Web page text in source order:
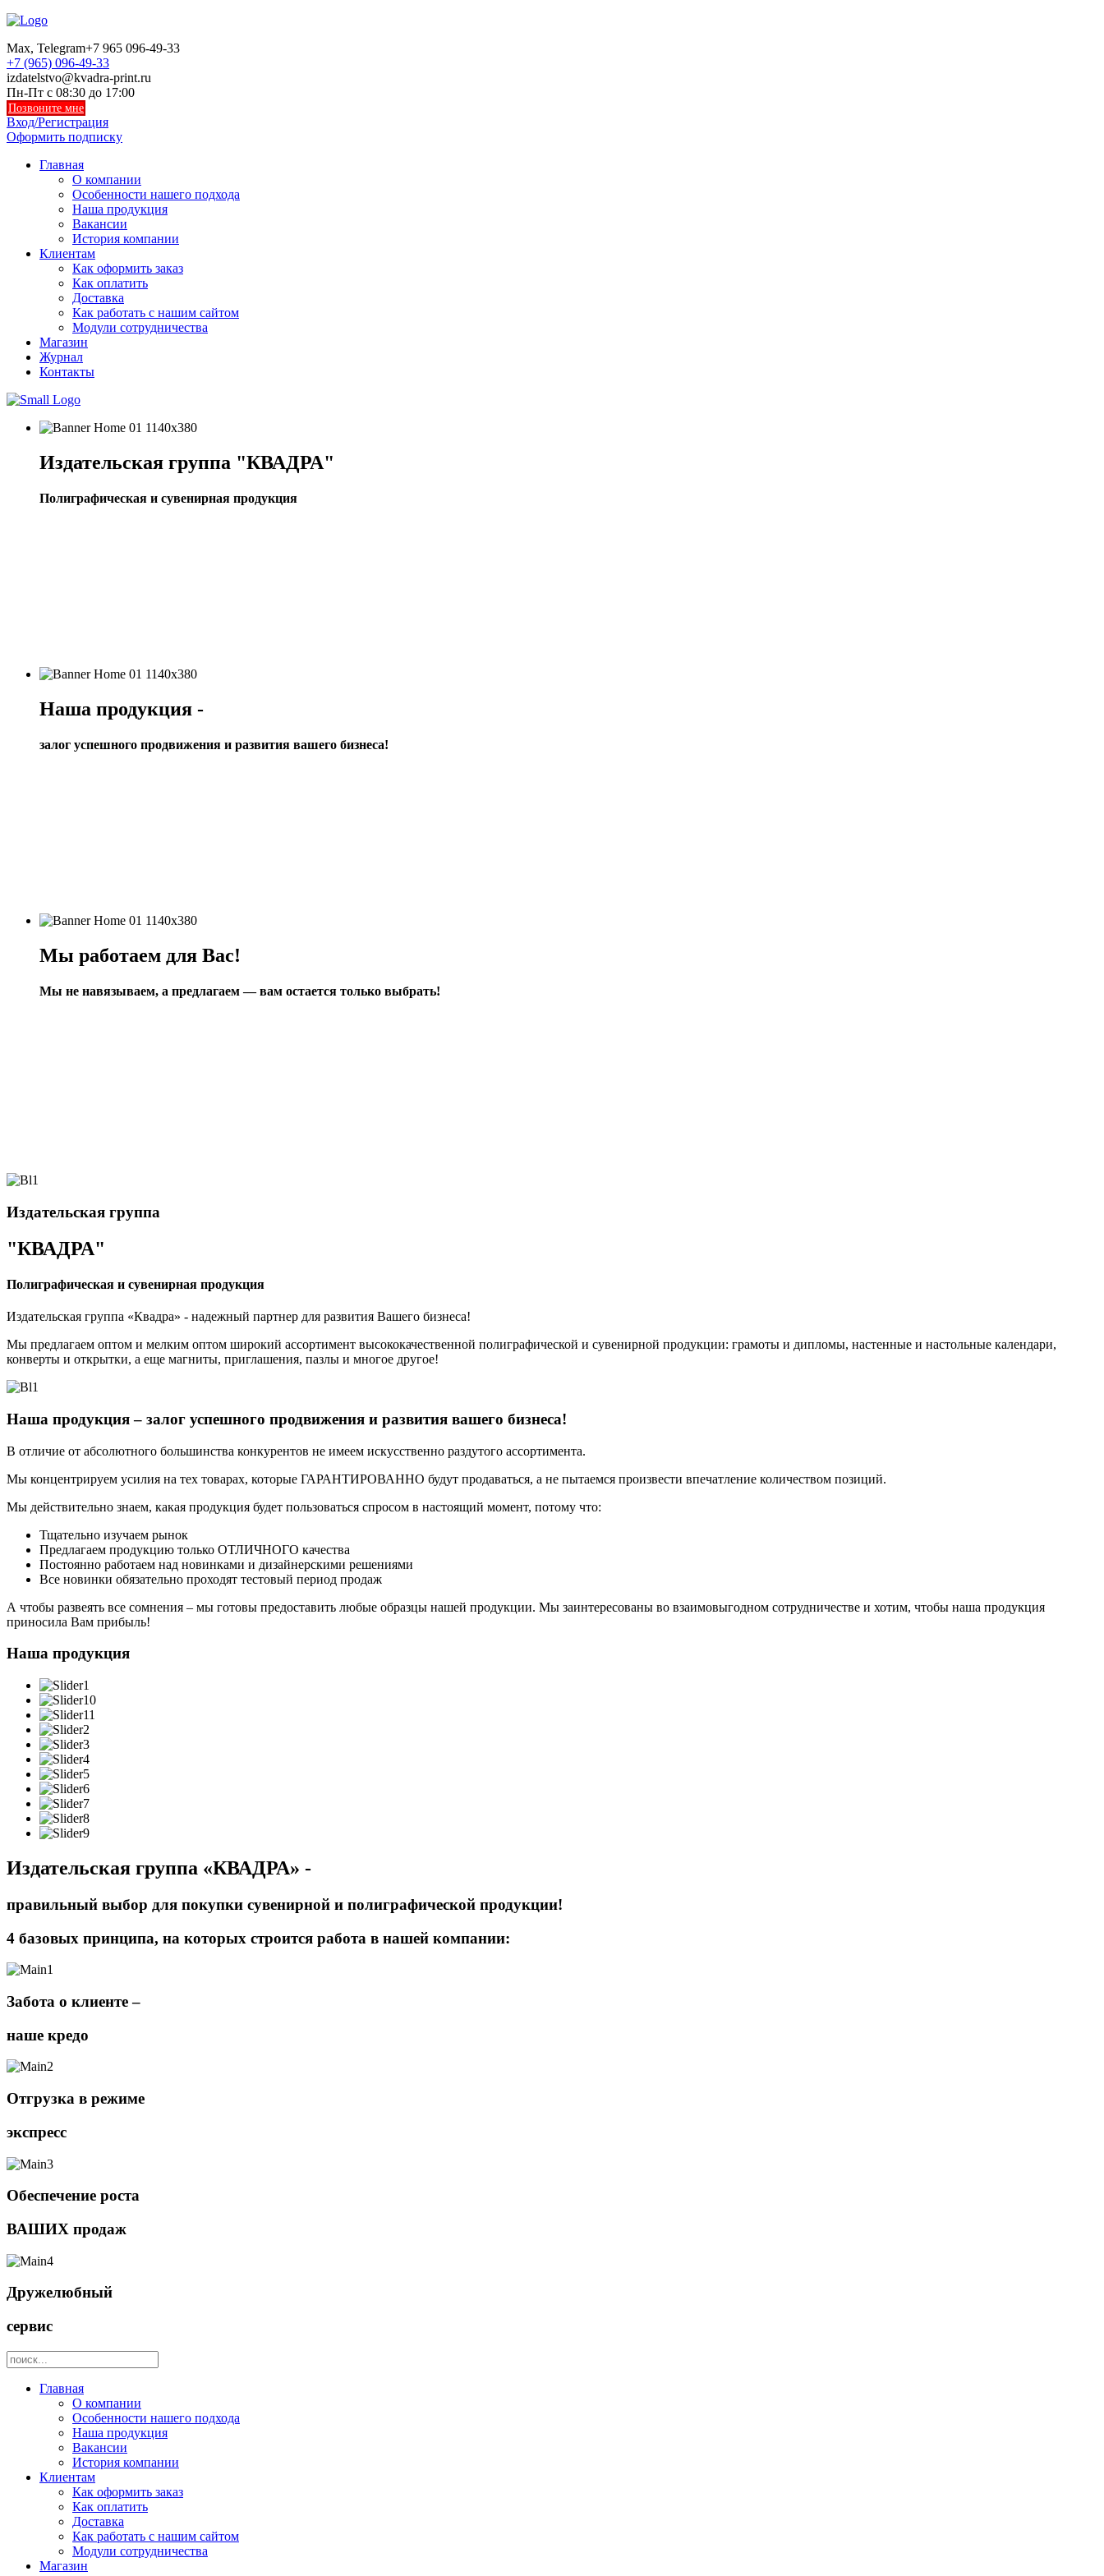
Max, Telegram+7 965 096-49-33
+7 (965) 096-49-33
izdatelstvo@kvadra-print.ru
Пн-Пт с 08:30 до 17:00
Позвоните мне
Вход/Регистрация
Оформить подписку
Главная
О компании
Особенности нашего подхода
Наша продукция
Вакансии
История компании
Клиентам
Как оформить заказ
Как оплатить
Доставка
Как работать с нашим сайтом
Модули сотрудничества
Магазин
Журнал
Контакты
Издательская группа "КВАДРА"
Полиграфическая и сувенирная продукция
Наша продукция -
залог успешного продвижения и развития вашего бизнеса!
Мы работаем для Вас!
Мы не навязываем, а предлагаем — вам остается только выбрать!
Издательская группа
"КВАДРА"
Полиграфическая и сувенирная продукция
Издательская группа «Квадра» - надежный партнер для развития Вашего бизнеса!
Мы предлагаем оптом и мелким оптом широкий ассортимент высококачественной полиграфической и сувенирной продукции: грамоты и дипломы, настенные и настольные календари,
конверты и открытки, а еще магниты, приглашения, пазлы и многое другое!
Наша продукция – залог успешного продвижения и развития вашего бизнеса!
В отличие от абсолютного большинства конкурентов не имеем искусственно раздутого ассортимента.
Мы концентрируем усилия на тех товарах, которые ГАРАНТИРОВАННО будут продаваться, а не пытаемся произвести впечатление количеством позиций.
Мы действительно знаем, какая продукция будет пользоваться спросом в настоящий момент, потому что:
Тщательно изучаем рынок
Предлагаем продукцию только ОТЛИЧНОГО качества
Постоянно работаем над новинками и дизайнерскими решениями
Все новинки обязательно проходят тестовый период продаж
А чтобы развеять все сомнения – мы готовы предоставить любые образцы нашей продукции. Мы заинтересованы во взаимовыгодном сотрудничестве и хотим, чтобы наша продукция
приносила Вам прибыль!
Наша продукция
Издательская группа «КВАДРА» -
правильный выбор для покупки сувенирной и полиграфической продукции!
4 базовых принципа, на которых строится работа в нашей компании:
Забота о клиенте –
наше кредо
Отгрузка в режиме
экспресс
Обеспечение роста
ВАШИХ продаж
Дружелюбный
сервис
Главная
О компании
Особенности нашего подхода
Наша продукция
Вакансии
История компании
Клиентам
Как оформить заказ
Как оплатить
Доставка
Как работать с нашим сайтом
Модули сотрудничества
Магазин